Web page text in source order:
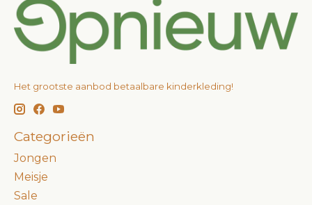
Het grootste aanbod betaalbare kinderkleding!
Categorieën
Jongen
Meisje
Sale